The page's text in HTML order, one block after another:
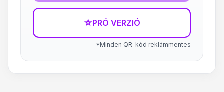
☆PRÓ VERZIÓ
*Minden QR-kód reklámmentes